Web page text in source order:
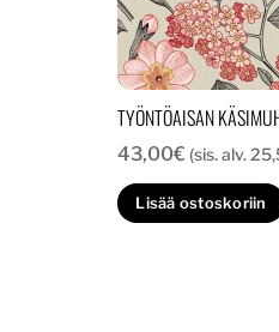
TYÖNTÖAISAN
43,00€ (sis. alv.
Lisää ostoskoriin